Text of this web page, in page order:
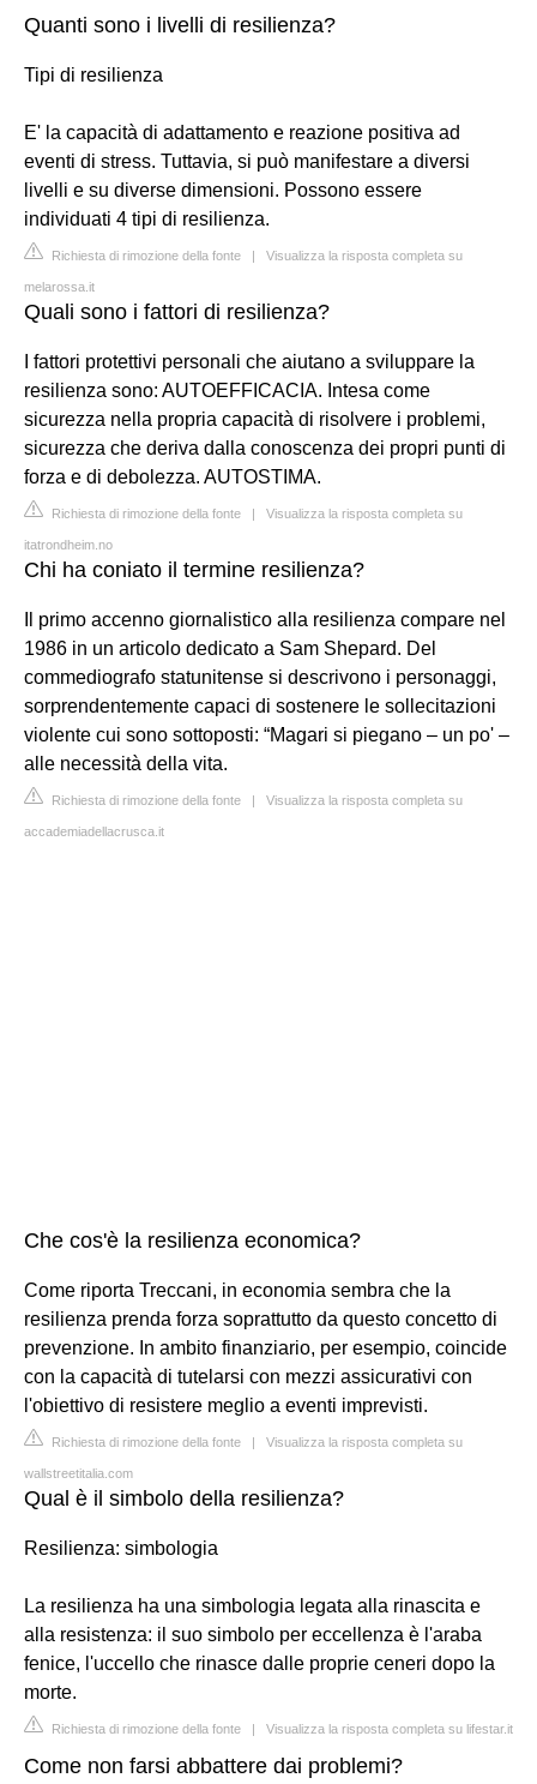
Quanti sono i livelli di resilienza?
Tipi di resilienza
E' la capacità di adattamento e reazione positiva ad
eventi di stress. Tuttavia, si può manifestare a diversi
livelli e su diverse dimensioni. Possono essere
individuati 4 tipi di resilienza.
Richiesta di rimozione della fonte | Visualizza la risposta completa su
melarossa.it
Quali sono i fattori di resilienza?
I fattori protettivi personali che aiutano a sviluppare la
resilienza sono: AUTOEFFICACIA. Intesa come
sicurezza nella propria capacità di risolvere i problemi,
sicurezza che deriva dalla conoscenza dei propri punti di
forza e di debolezza. AUTOSTIMA.
Richiesta di rimozione della fonte | Visualizza la risposta completa su
itatrondheim.no
Chi ha coniato il termine resilienza?
Il primo accenno giornalistico alla resilienza compare nel
1986 in un articolo dedicato a Sam Shepard. Del
commediografo statunitense si descrivono i personaggi,
sorprendentemente capaci di sostenere le sollecitazioni
violente cui sono sottoposti: “Magari si piegano – un po' –
alle necessità della vita.
Richiesta di rimozione della fonte | Visualizza la risposta completa su
accademiadellacrusca.it
Che cos'è la resilienza economica?
Come riporta Treccani, in economia sembra che la
resilienza prenda forza soprattutto da questo concetto di
prevenzione. In ambito finanziario, per esempio, coincide
con la capacità di tutelarsi con mezzi assicurativi con
l'obiettivo di resistere meglio a eventi imprevisti.
Richiesta di rimozione della fonte | Visualizza la risposta completa su
wallstreetitalia.com
Qual è il simbolo della resilienza?
Resilienza: simbologia
La resilienza ha una simbologia legata alla rinascita e
alla resistenza: il suo simbolo per eccellenza è l'araba
fenice, l'uccello che rinasce dalle proprie ceneri dopo la
morte.
Richiesta di rimozione della fonte | Visualizza la risposta completa su lifestar.it
Come non farsi abbattere dai problemi?